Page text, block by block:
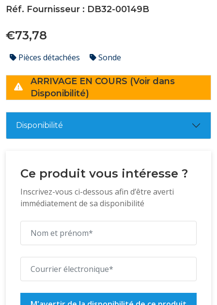
Réf. Fournisseur : DB32-00149B
€73,78
Pièces détachées Sonde
ARRIVAGE EN COURS (Voir dans
Disponibilité)
Disponibilité
Ce produit vous intéresse ?
Inscrivez-vous ci-dessous afin d’être averti
immédiatement de sa disponibilité